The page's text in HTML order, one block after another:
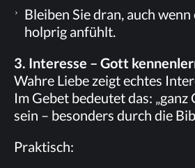
Blei­ben Sie dran, auch wenn
holp­rig anfühlt.
3. In­ter­es­se – Gott
Wah­re Lie­be zeigt ech­tes
Im Ge­bet be­deu­tet das:
sein – be­son­ders durch die
Prak­tisch: